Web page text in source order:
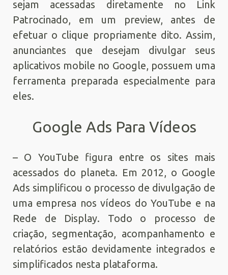
sejam acessadas diretamente no Link
Patrocinado, em um preview, antes de
efetuar o clique propriamente dito. Assim,
anunciantes que desejam divulgar seus
aplicativos mobile no Google, possuem uma
ferramenta preparada especialmente para
eles.
Google Ads Para Vídeos
– O YouTube figura entre os sites mais
acessados do planeta. Em 2012, o Google
Ads simplificou o processo de divulgação de
uma empresa nos vídeos do YouTube e na
Rede de Display. Todo o processo de
criação, segmentação, acompanhamento e
relatórios estão devidamente integrados e
simplificados nesta plataforma.